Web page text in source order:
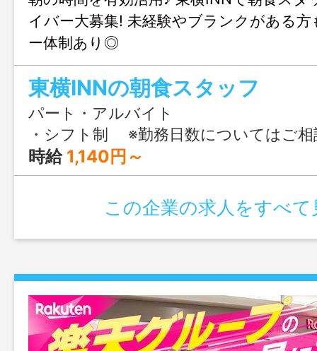
イバー大募集! 未経験やブランクがある
ー体制あり◎
東横INNの朝食スタッフ
パート・アルバイト
・シフト制 ※勤務日数についてはご相談ください♪ ※週2日、週3日、週4日、週5日、週6日など、希望に合わせて
時給 1,140円～
この企業の求人をすべて